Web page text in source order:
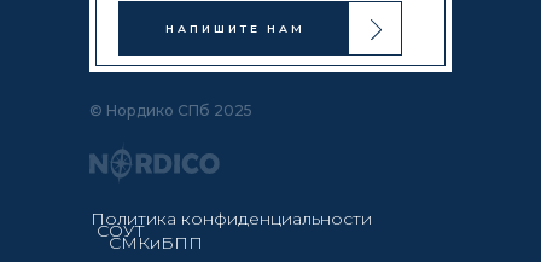
© Нордико СПб 2025
Политика конфиденциальности
НАПИШИТЕ НАМ
СОУТ
СМКиБПП